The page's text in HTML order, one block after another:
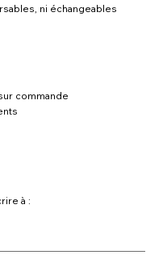
ni échangeables
commande
à :